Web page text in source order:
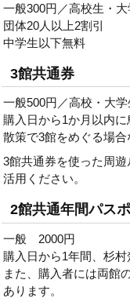
一般300円／高校生・
団体20人以上2割引
中学生以下無料
3館共通券
一般500円／高校・大学
購入日から1か月以内
散策で3館をめぐる場合
3館共通券を使った周遊
活用ください。
2館共通年間パス
一般 2000円
購入日から1年間、杉
また、購入者には両館
あります。